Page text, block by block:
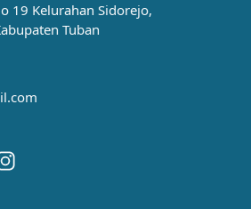
19 Kelurahan Sidorejo,
Tuban